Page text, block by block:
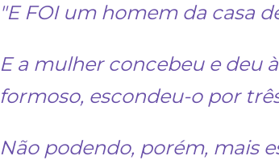
"E FOI um homem da casa
E a mulher concebeu e deu
formoso, escondeu-o por
Não podendo, porém, mais